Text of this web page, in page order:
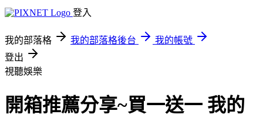
登入
我的部落格 我的部落格後台
我的帳號
登出
視聽娛樂
開箱推薦分享~買一送一 我的